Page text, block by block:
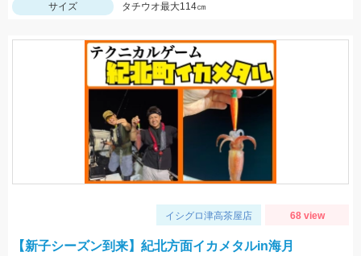
サイズ
タチウオ最大114㎝
イシグロ津高茶屋店 68 view
【新子シーズン到来】紀北方面イカメタルin海月